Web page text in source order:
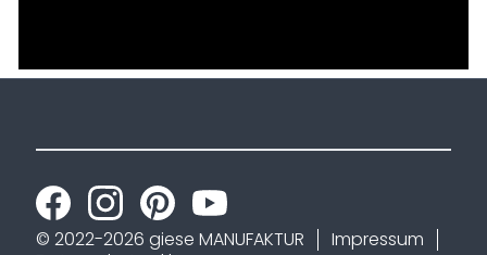
© 2022-2026 giese MANUFAKTUR
Impressum